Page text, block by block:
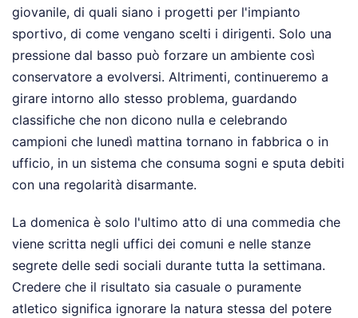
giovanile, di quali siano i progetti per l'impianto
sportivo, di come vengano scelti i dirigenti. Solo una
pressione dal basso può forzare un ambiente così
conservatore a evolversi. Altrimenti, continueremo a
girare intorno allo stesso problema, guardando
classifiche che non dicono nulla e celebrando
campioni che lunedì mattina tornano in fabbrica o in
ufficio, in un sistema che consuma sogni e sputa debiti
con una regolarità disarmante.
La domenica è solo l'ultimo atto di una commedia che
viene scritta negli uffici dei comuni e nelle stanze
segrete delle sedi sociali durante tutta la settimana.
Credere che il risultato sia casuale o puramente
atletico significa ignorare la natura stessa del potere